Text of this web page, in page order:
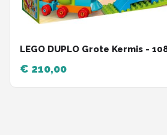
LEGO DUPLO Grote Kermis -
€ 210,00